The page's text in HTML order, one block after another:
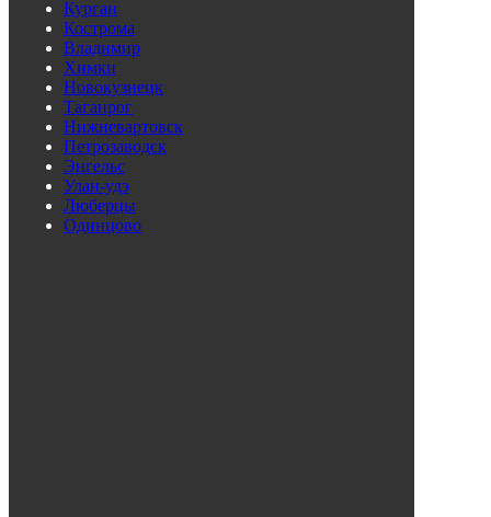
Курган
Кострома
Владимир
Химки
Новокузнецк
Таганрог
Нижневартовск
Петрозаводск
Энгельс
Улан-удэ
Люберцы
Одинцово